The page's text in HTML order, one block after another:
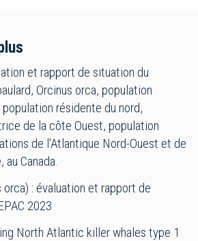
et rapport de situation du
Orcinus orca, population
résidente du nord,
de la côte Ouest, population
de l'Atlantique Nord-Ouest et de
Canada.
orca) : évaluation et rapport de
2023
North Atlantic killer whales type 1